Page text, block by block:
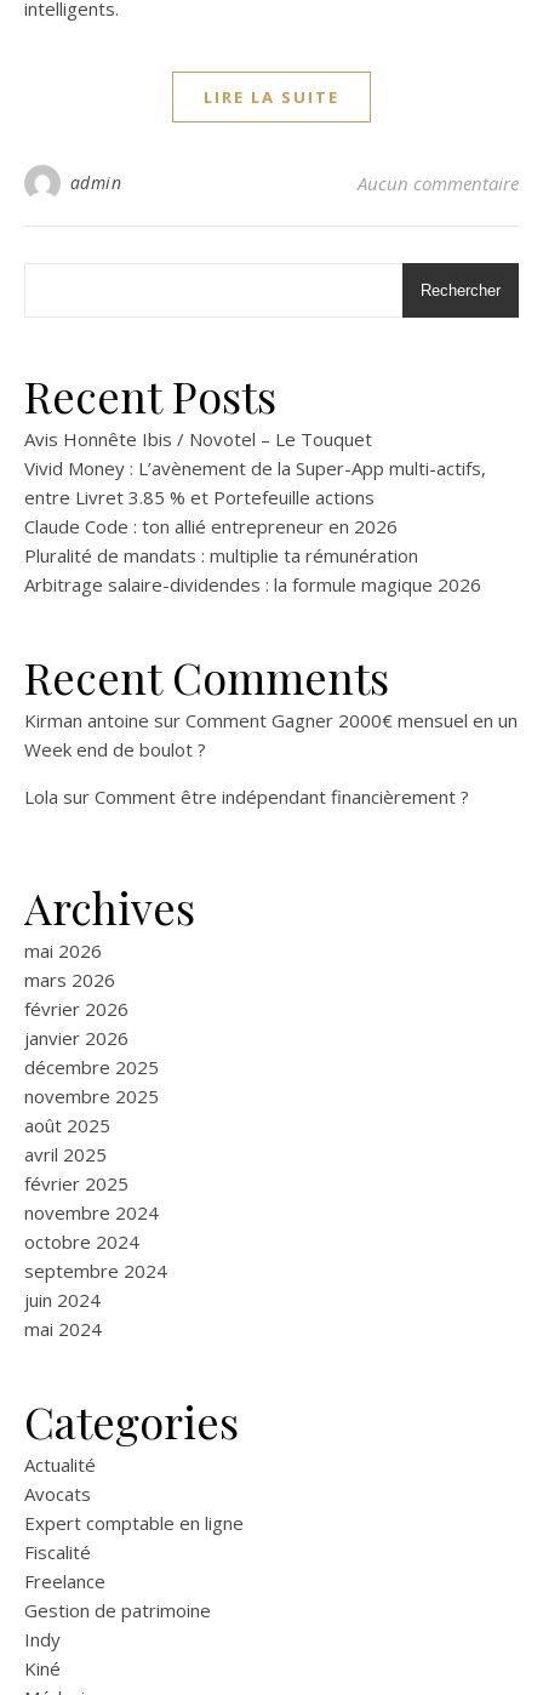
intelligents.
LIRE LA SUITE
admin Aucun commentaire
Rechercher
Recent Posts
Avis Honnête Ibis / Novotel – Le Touquet
Vivid Money : L’avènement de la Super-App multi-actifs,
entre Livret 3.85 % et Portefeuille actions
Claude Code : ton allié entrepreneur en 2026
Pluralité de mandats : multiplie ta rémunération
Arbitrage salaire-dividendes : la formule magique 2026
Recent Comments
Kirman antoine sur Comment Gagner 2000€ mensuel en un
Week end de boulot ?
Lola sur Comment être indépendant financièrement ?
Archives
mai 2026
mars 2026
février 2026
janvier 2026
décembre 2025
novembre 2025
août 2025
avril 2025
février 2025
novembre 2024
octobre 2024
septembre 2024
juin 2024
mai 2024
Categories
Actualité
Avocats
Expert comptable en ligne
Fiscalité
Freelance
Gestion de patrimoine
Indy
Kiné